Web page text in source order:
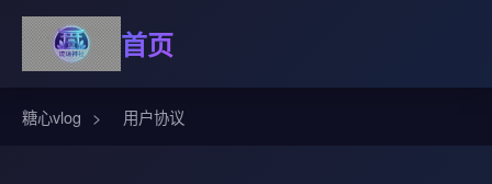
首页
糖心vlog > 用户协议